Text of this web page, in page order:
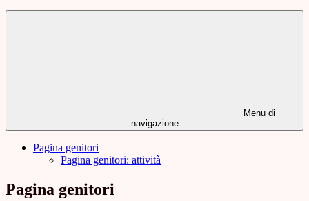
Menu di
navigazione
Pagina genitori
Pagina genitori: attività
Pagina genitori